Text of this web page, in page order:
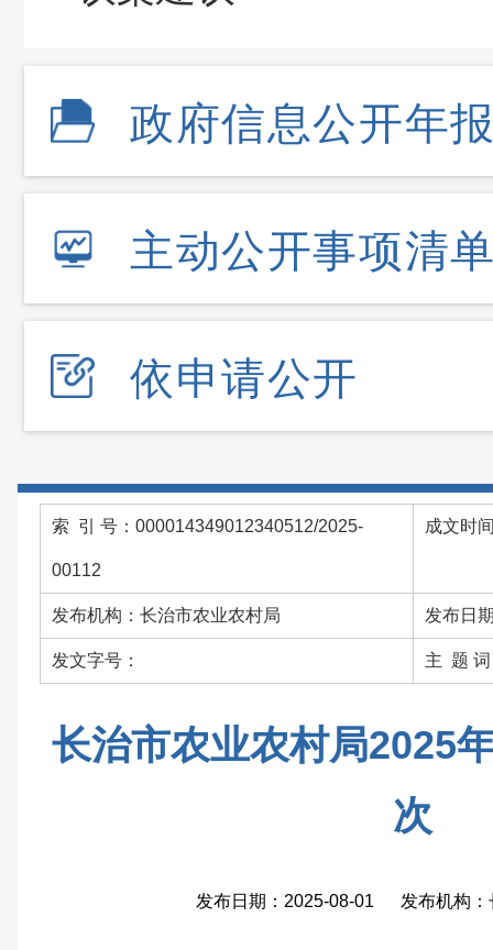
政府信息公开年
主动公开事项清
依申请公开
索 引 号：000014349012340512/2025-
00112
成文时
发布机构：长治市农业农村局 发布日
发文字号： 主 题 词
长治市农业农村局2025
次
发布日期：2025-08-01 发布机构：